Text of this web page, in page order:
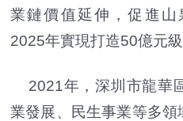
業鏈價值延伸，促進山
2025年實現打造50億元
2021年，深圳市龍華
業發展、民生事業等多領